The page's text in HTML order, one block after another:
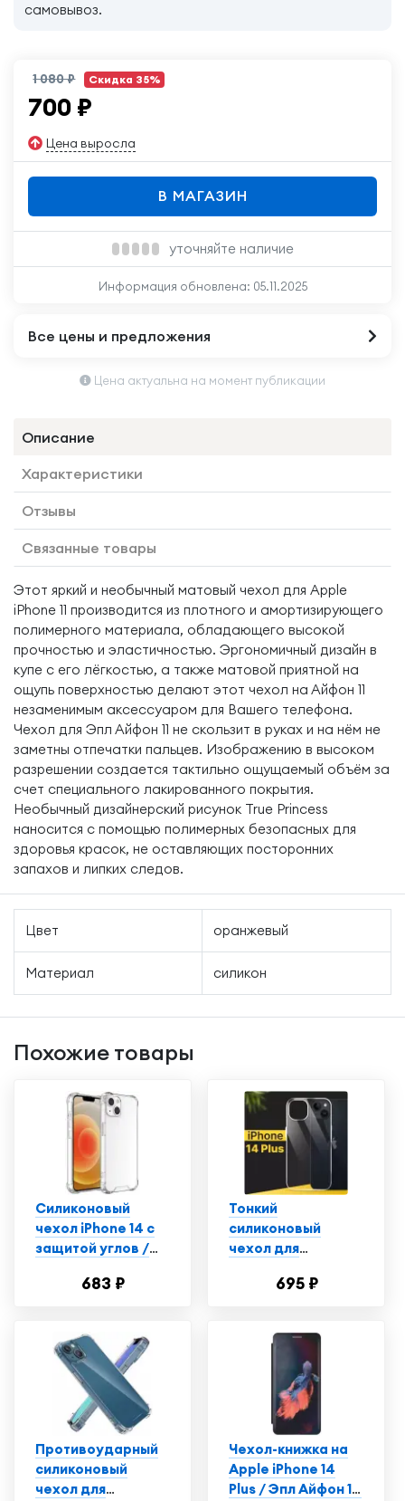
самовывоз.
1 080 ₽ Скидка 35%
700 ₽
Цена выросла
В МАГАЗИН
уточняйте наличие
Информация обновлена: 05.11.2025
Все цены и предложения
Цена актуальна на момент публикации
Описание
Характеристики
Отзывы
Связанные товары
Этот яркий и необычный матовый чехол для Apple
iPhone 11 производится из плотного и амортизирующего
полимерного материала, обладающего высокой
прочностью и эластичностью. Эргономичный дизайн в
купе с его лёгкостью, а также матовой приятной на
ощупь поверхностью делают этот чехол на Айфон 11
незаменимым аксессуаром для Вашего телефона.
Чехол для Эпл Айфон 11 не скользит в руках и на нём не
заметны отпечатки пальцев. Изображению в высоком
разрешении создается тактильно ощущаемый объём за
счет специального лакированного покрытия.
Необычный дизайнерский рисунок True Princess
наносится с помощью полимерных безопасных для
здоровья красок, не оставляющих посторонних
запахов и липких следов.
Цвет оранжевый
Материал силикон
Похожие товары
Силиконовый
чехол iPhone 14 с
защитой углов /
на Айфон 14
683 ₽
Тонкий
силиконовый
чехол для
iPhone 14 Plus /
телефона Эпл
Айфон 14 Плюс с
защитой от
прилипания /
Прозрачный
695 ₽
Противоударный
силиконовый
чехол для
Чехол-книжка на
Apple iPhone 14
Plus / Эпл Айфон 14